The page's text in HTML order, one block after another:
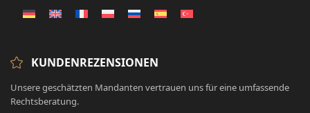
KUNDENREZENSIONEN
Unsere geschätzten Mandanten vertrauen uns für eine umfassende
Rechtsberatung.